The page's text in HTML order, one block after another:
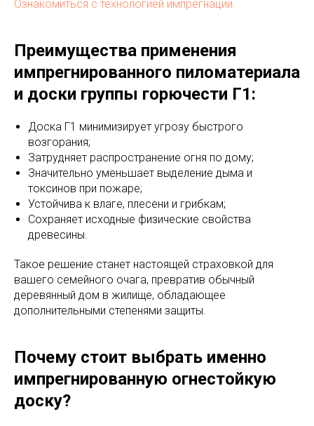
Ознакомиться с технологией импрегнации.
Преимущества применения
импрегнированного пиломатериала
и доски группы горючести Г1:
Доска Г1 минимизирует угрозу быстрого
возгорания;
Затрудняет распространение огня по дому;
Значительно уменьшает выделение дыма и
токсинов при пожаре;
Устойчива к влаге, плесени и грибкам;
Сохраняет исходные физические свойства
древесины.
Такое решение станет настоящей страховкой для
вашего семейного очага, превратив обычный
деревянный дом в жилище, обладающее
дополнительными степенями защиты.
Почему стоит выбрать именно
импрегнированную огнестойкую
доску?